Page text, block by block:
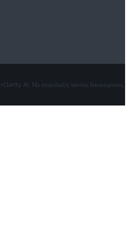
AI. Με επιφύλαξη παντός δικαιώματος.